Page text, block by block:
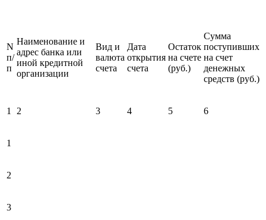
N
п/
п
Наименование и
адрес банка или
иной кредитной
организации
Вид и
валюта
счета
Дата
открытия
счета
Остаток
на счете
(руб.)
Сумма
поступивших
на счет
денежных
средств (руб.)
1 2 3 4 5 6
1
2
3